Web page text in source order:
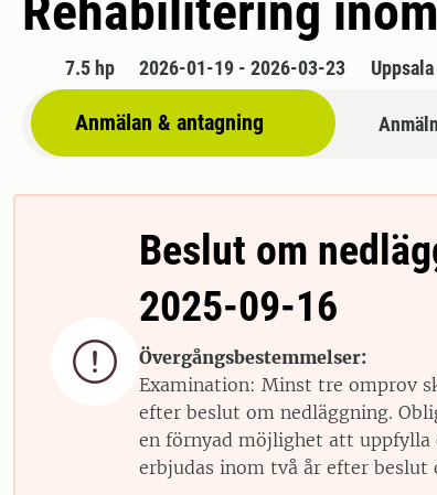
7.5 hp 2026-01-19 - 2026-03-23 Uppsala
Anmälan & antagning

Beslut om
2025-09-16
Övergångsbestemmelser:
Examination: Minst tre omprov
efter beslut om nedläggning.
en förnyad möjlighet att uppfylla
erbjudas inom två år efter beslut